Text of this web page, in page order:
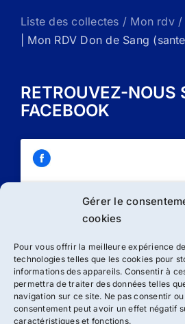
Gérer le
cookies
Pour vous offrir la meilleure expérience
technologies telles que les cookies pour
informations des appareils. Consentir à
permettra de traiter des données telles
navigation sur ce site. Ne pas consentir
consentement peut avoir un effet négatif
caractéristiques et fonctions.
Liste des collectes / Mon rdv /
| Mon RDV Don de Sang
RETROUVEZ-NOUS
FACEBOOK
Cliquez sur « J’accepte
J’accepte